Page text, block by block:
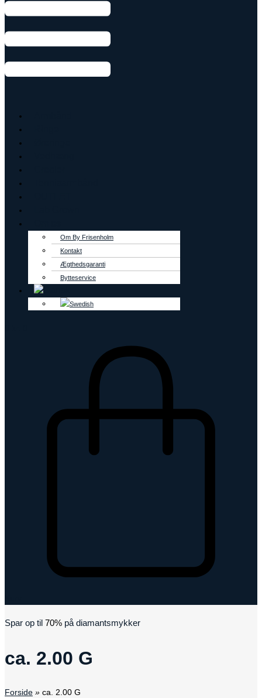
Om By Frisenholm
Kontakt
Ægthedsgaranti
Bytteservice
Spar op til 70% på diamantsmykker
ca. 2.00 G
Forside » ca. 2.00 G